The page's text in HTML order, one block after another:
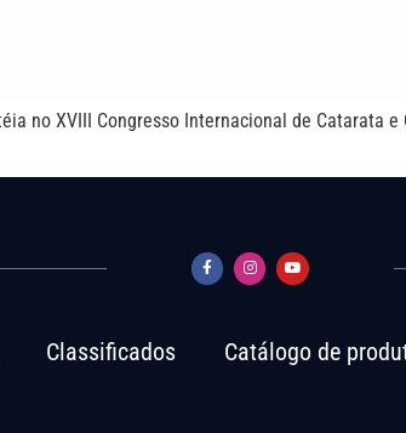
no XVIII Congresso Internacional de Catarata
Classificados Catálogo de